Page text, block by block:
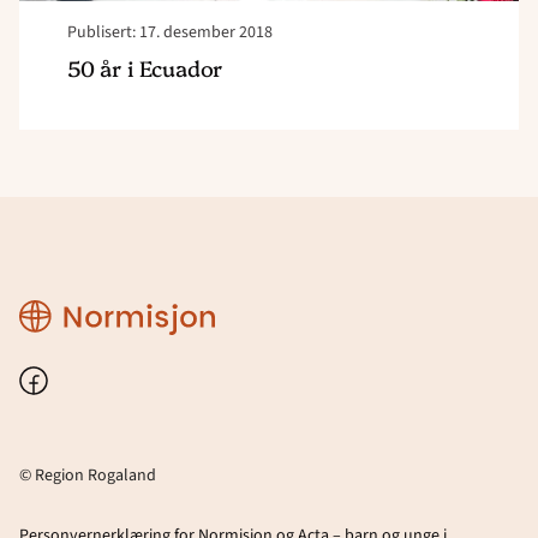
Publisert: 17. desember 2018
50 år i Ecuador
Region
Rogaland
Facebook
© Region Rogaland